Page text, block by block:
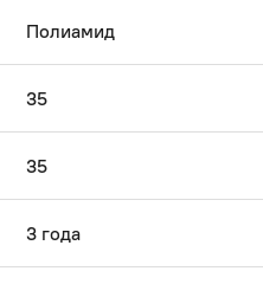
Полиамид
35
35
3 года